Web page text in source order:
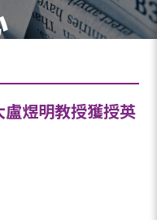
煜明教授獲授英